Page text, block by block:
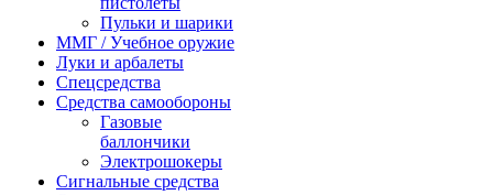
Пульки и шарики
ММГ / Учебное оружие
Луки и арбалеты
Спецсредства
Средства самообороны
Газовые
баллончики
Электрошокеры
Сигнальные средства